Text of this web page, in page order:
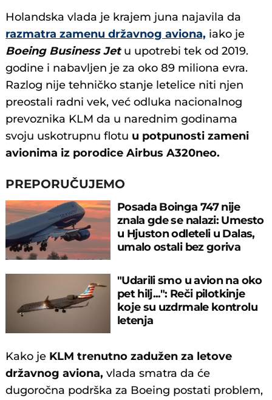
Holandska vlada je krajem juna najavila da
razmatra zamenu državnog aviona, iako je
Boeing Business Jet u upotrebi tek od 2019.
godine i nabavljen je za oko 89 miliona evra.
Razlog nije tehničko stanje letelice niti njen
preostali radni vek, već odluka nacionalnog
prevoznika KLM da u narednim godinama
svoju uskotrupnu flotu u potpunosti zameni
avionima iz porodice Airbus A320neo.
PREPORUČUJEMO
Posada Boinga 747 nije
znala gde se nalazi: Umesto
u Hjuston odleteli u Dalas,
umalo ostali bez goriva
"Udarili smo u avion na oko
pet hilj...": Reči pilotkinje
koje su uzdrmale kontrolu
letenja
Kako je KLM trenutno zadužen za letove
državnog aviona, vlada smatra da će
dugoročna podrška za Boeing postati problem,